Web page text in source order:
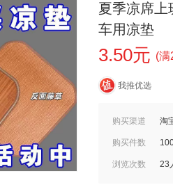
夏季凉席上
车用凉垫
3.50元 (满
我推优选
购买渠道 淘
购买件数
浏览次数 23